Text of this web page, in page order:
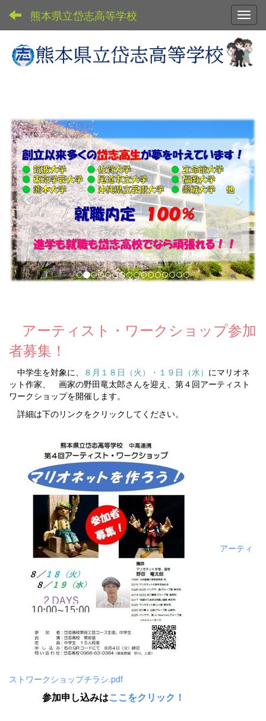
熊本県立岱志高等学校
r
e
v
i
o
u
s
x
t
アーティスト・ワークショップ参加
者募集！
中学生を対象に、 ８月１８日（火）・１９日（水） にマリオネ
ット作家、 画家の野田竜太郎さんを迎え、第４回アーティスト
ワークショップを開催します。
詳細は下のリンクをクリックしてください。
アーティ
ストワークショップチラシ.pdf
参加申し込みはここをクリック！